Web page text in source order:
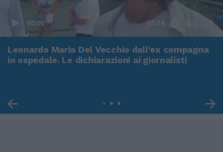
00:00 01:16
Leonardo Maria Del Vecchio dall'ex compagna
in ospedale. Le dichiarazioni ai giornalisti